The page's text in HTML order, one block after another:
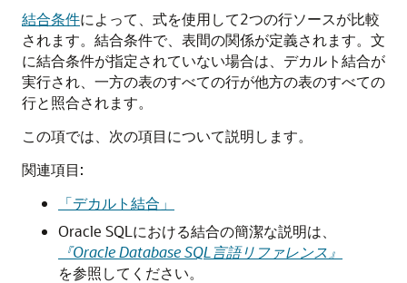
結合条件によって、式を使用して2つの行ソースが比較
されます。結合条件で、表間の関係が定義されます。文
に結合条件が指定されていない場合は、デカルト結合が
実行され、一方の表のすべての行が他方の表のすべての
行と照合されます。
この項では、次の項目について説明します。
関連項目:
「デカルト結合」
Oracle SQLにおける結合の簡潔な説明は、
『Oracle Database SQL言語リファレンス』
を参照してください。